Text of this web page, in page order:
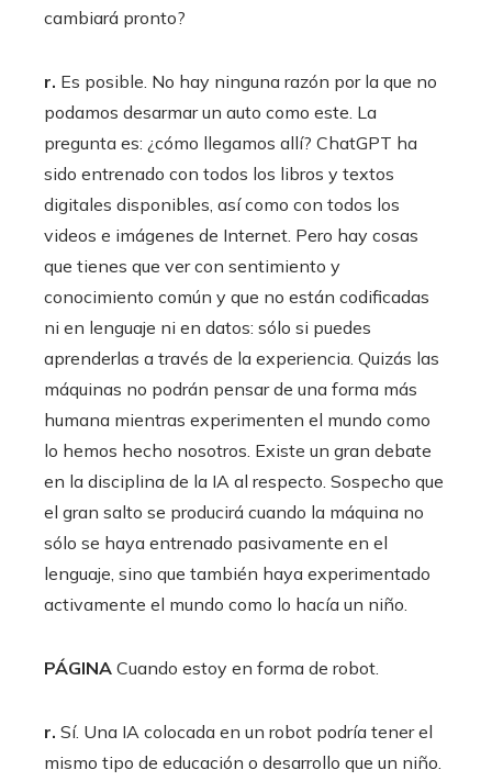
cambiará pronto?
r. Es posible. No hay ninguna razón por la que no
podamos desarmar un auto como este. La
pregunta es: ¿cómo llegamos allí? ChatGPT ha
sido entrenado con todos los libros y textos
digitales disponibles, así como con todos los
videos e imágenes de Internet. Pero hay cosas
que tienes que ver con sentimiento y
conocimiento común y que no están codificadas
ni en lenguaje ni en datos: sólo si puedes
aprenderlas a través de la experiencia. Quizás las
máquinas no podrán pensar de una forma más
humana mientras experimenten el mundo como
lo hemos hecho nosotros. Existe un gran debate
en la disciplina de la IA al respecto. Sospecho que
el gran salto se producirá cuando la máquina no
sólo se haya entrenado pasivamente en el
lenguaje, sino que también haya experimentado
activamente el mundo como lo hacía un niño.
PÁGINA Cuando estoy en forma de robot.
r. Sí. Una IA colocada en un robot podría tener el
mismo tipo de educación o desarrollo que un niño.